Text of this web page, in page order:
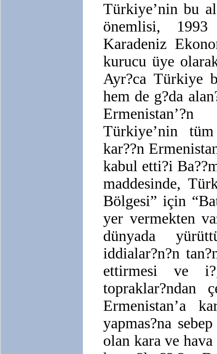
Türkiye’nin bu
önemlisi, 1993
Karadeniz
kurucu üye
Ayr?ca Türkiye
hem de g?da
Türkiye’nin
kar??n
kabul etti?i
maddesinde,
Bölgesi” için
yer vermekten
dünyada
iddialar?n?n
ettirmesi ve
topraklar?ndan
Ermenistan’a
yapmas?na
olan kara ve